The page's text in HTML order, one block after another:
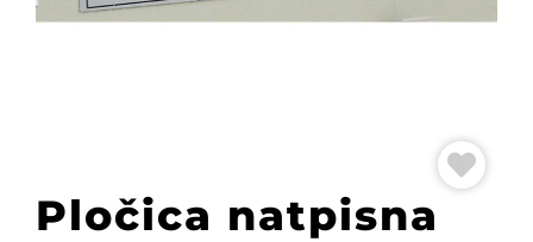
Pločica natpisna